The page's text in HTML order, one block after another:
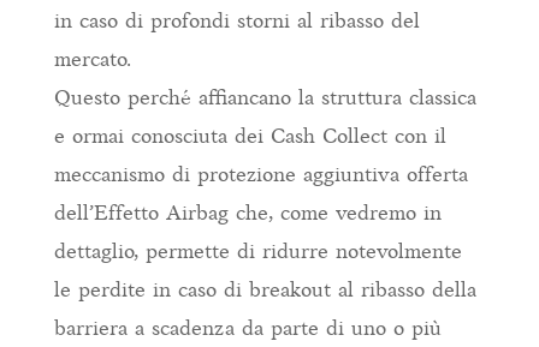
in caso di profondi storni al ribasso del
mercato.
Questo perché affiancano la struttura classica
e ormai conosciuta dei Cash Collect con il
meccanismo di protezione aggiuntiva offerta
dell’Effetto Airbag che, come vedremo in
dettaglio, permette di ridurre notevolmente
le perdite in caso di breakout al ribasso della
barriera a scadenza da parte di uno o più